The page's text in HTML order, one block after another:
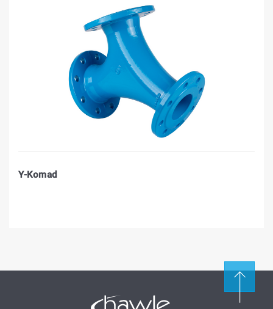
Y-Komad